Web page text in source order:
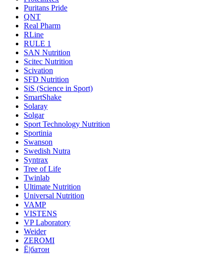
Puritans Pride
QNT
Real Pharm
RLine
RULE 1
SAN Nutrition
Scitec Nutrition
Scivation
SFD Nutrition
SiS (Science in Sport)
SmartShake
Solaray
Solgar
Sport Technology Nutrition
Sportinia
Swanson
Swedish Nutra
Syntrax
Tree of Life
Twinlab
Ultimate Nutrition
Universal Nutrition
VAMP
VISTENS
VP Laboratory
Weider
ZEROMI
Ё|батон